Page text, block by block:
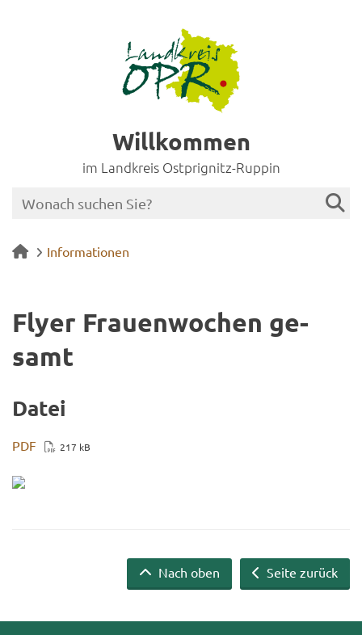
Willkommen
im Landkreis Ostprignitz-Ruppin
Informationen
Flyer Frau­en­wo­chen ge­
samt
Datei
PDF 217 kB
Seite zurück
Nach oben